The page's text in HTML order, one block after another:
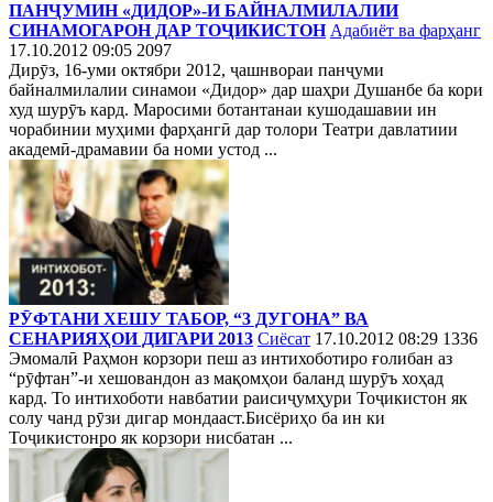
ПАНҶУМИН «ДИДОР»-И БАЙНАЛМИЛАЛИИ
СИНАМОГАРОН ДАР ТОҶИКИСТОН Адабиёт ва фарҳанг
17.10.2012 09:05 2097
Дирӯз, 16-уми октябри 2012, ҷашнвораи панҷуми
байналмилалии синамои «Дидор» дар шаҳри Душанбе ба кори
худ шурӯъ кард. Маросими ботантанаи кушодашавии ин
чорабинии муҳими фарҳангӣ дар толори Театри давлатиии
академӣ-драмавии ба номи устод ...
РӮФТАНИ ХЕШУ ТАБОР, “3 ДУГОНА” ВА
СЕНАРИЯҲОИ ДИГАРИ 2013 Сиёсат 17.10.2012 08:29 1336
Эмомалӣ Раҳмон корзори пеш аз интихоботиро ғолибан аз
“рӯфтан”-и хешовандон аз мақомҳои баланд шурӯъ хоҳад
кард. То интихоботи навбатии раисиҷумҳури Тоҷикистон як
солу чанд рӯзи дигар мондааст.Бисёриҳо ба ин ки
Тоҷикистонро як корзори нисбатан ...